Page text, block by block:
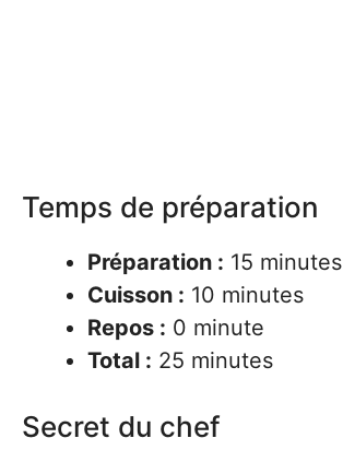
Temps de préparation
Préparation : 15 minutes
Cuisson : 10 minutes
Repos : 0 minute
Total : 25 minutes
Secret du chef